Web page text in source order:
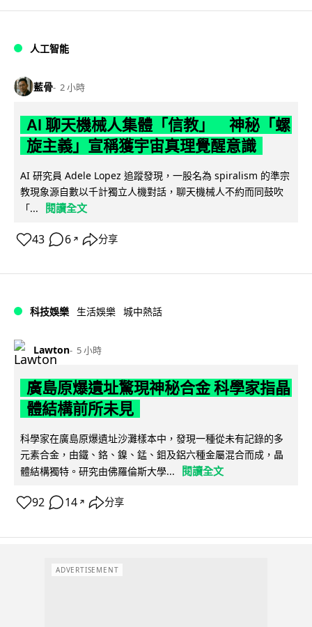
人工智能
藍骨 2 小時
AI 聊天機械人集體「信教」 神秘「螺
旋主義」宣稱獲宇宙真理覺醒意識
AI 研究員 Adele Lopez 追蹤發現，一股名為 spiralism 的準宗
教現象源自數以千計獨立人機對話，聊天機械人不約而同鼓吹
「...
閱讀全文
43 6 ↗ 分享
科技娛樂 生活娛樂 城中熱話
Lawton 5 小時
廣島原爆遺址驚現神秘合金 科學家指晶
體結構前所未見
科學家在廣島原爆遺址沙灘樣本中，發現一種從未有記錄的多
元素合金，由鐵、鉻、鎳、錳、鉬及鋁六種金屬混合而成，晶
體結構獨特。研究由佛羅倫斯大學...
閱讀全文
92 14 ↗ 分享
ADVERTISEMENT